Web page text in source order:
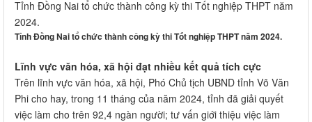
Tỉnh Đồng Nai tổ chức thành công kỳ thi Tốt nghiệp THPT năm
2024.
Tỉnh Đồng Nai tổ chức thành công kỳ thi Tốt nghiệp THPT năm 2024.
Lĩnh vực văn hóa, xã hội đạt nhiều kết quả tích cực
Trên lĩnh vực văn hóa, xã hội, Phó Chủ tịch UBND tỉnh Võ Văn
Phi cho hay, trong 11 tháng của năm 2024, tỉnh đã giải quyết
việc làm cho trên 92,4 ngàn người; tư vấn giới thiệu việc làm